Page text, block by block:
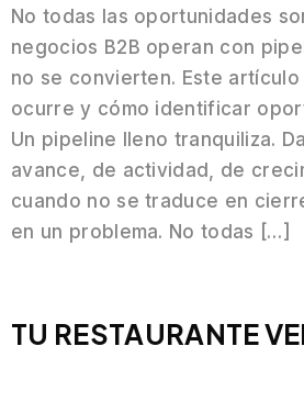
No todas las oportunidades
negocios B2B operan con
no se convierten. Este
ocurre y cómo identificar
Un pipeline lleno tranquiliza.
avance, de actividad, de
cuando no se traduce en
en un problema. No todas […]
TU RESTAURANTE